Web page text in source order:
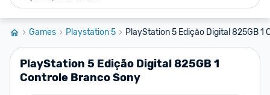
Games Playstation 5 PlayStation 5 Edição Digital 825GB 1
PlayStation 5 Edição Digital 825GB 1
Controle Branco Sony